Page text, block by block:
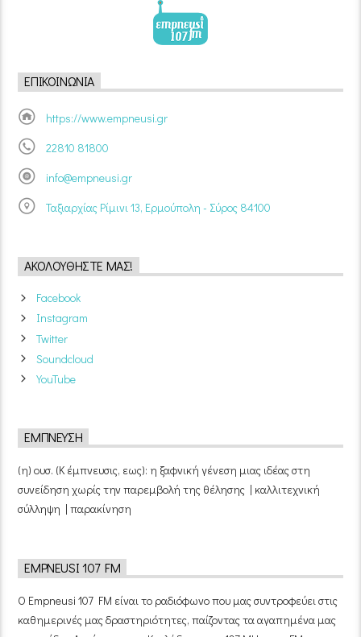
ΕΠΙΚΟΙΝΩΝΊΑ
https://www.empneusi.gr
22810 81800
info@empneusi.gr
Ταξιαρχίας Ρίμινι 13, Ερμούπολη - Σύρος 84100
ΑΚΟΛΟΥΘΉΣΤΕ ΜΑΣ!
Facebook
Instagram
Twitter
Soundcloud
YouTube
ΈΜΠΝΕΥΣΗ
(η) ουσ. (Κ έμπνευσις, εως): η ξαφνική γένεση μιας ιδέας στη
συνείδηση χωρίς την παρεμβολή της θέλησης | καλλιτεχνική
σύλληψη | παρακίνηση
EMPNEUSI 107 FM
Ο Empneusi 107 FM είναι το ραδιόφωνο που μας συντροφεύει στις
καθημερινές μας δραστηριότητες, παίζοντας τα αγαπημένα μας